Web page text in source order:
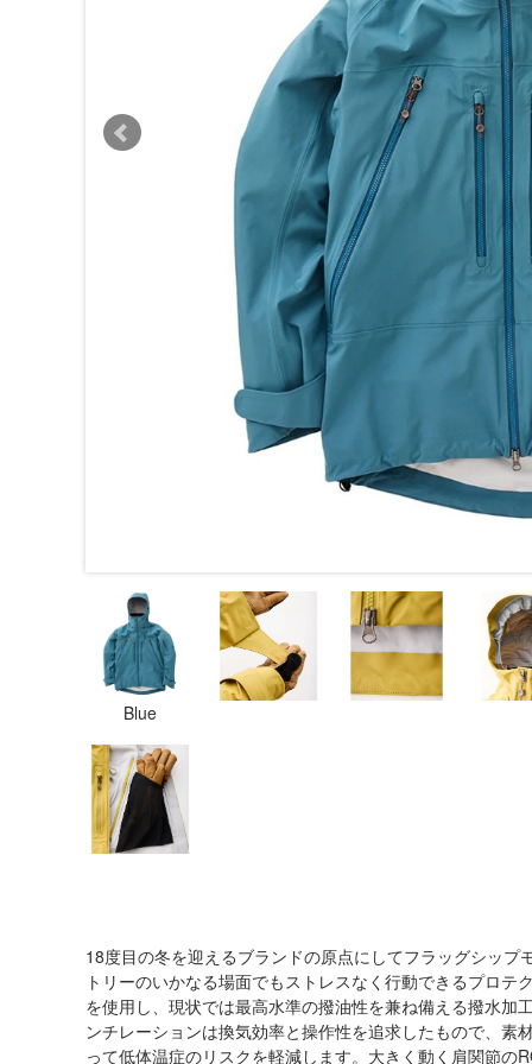
Blue
18度目の冬を迎えるブランドの原点にしてフラッグシッ
トリーのいかなる場面でもストレスなく行動できるプロ
を使用し、現状では最高水準の撥油性を兼ね備える撥水
ンチレーションは換気効率と操作性を追求したもので、
って低体温症のリスクを軽減します。大きく動く肩関節